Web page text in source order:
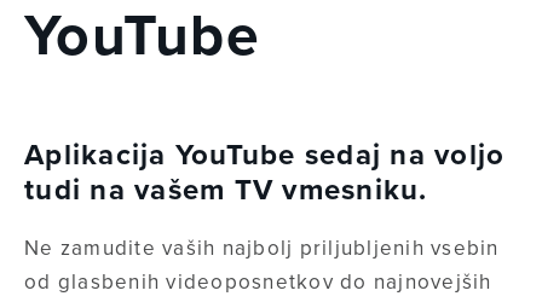
YouTube
Aplikacija YouTube sedaj na voljo
tudi na vašem TV vmesniku.
Ne zamudite vaših najbolj priljubljenih vsebin
od glasbenih videoposnetkov do najnovejših